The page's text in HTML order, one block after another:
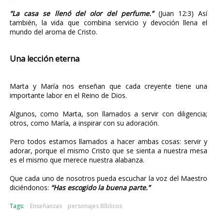
“La casa se llenó del olor del perfume.”(Juan 12:3) Así
también, la vida que combina servicio y devoción llena el
mundo del aroma de Cristo.
Una lección eterna
Marta y María nos enseñan que cada creyente tiene una
importante labor en el Reino de Dios.
Algunos, como Marta, son llamados a servir con diligencia;
otros, como María, a inspirar con su adoración.
Pero todos estamos llamados a hacer ambas cosas: servir y
adorar, porque el mismo Cristo que se sienta a nuestra mesa
es el mismo que merece nuestra alabanza.
Que cada uno de nosotros pueda escuchar la voz del Maestro
diciéndonos: “Has escogido la buena parte.”
Tags: Enseñanzas personajes Bíblicos